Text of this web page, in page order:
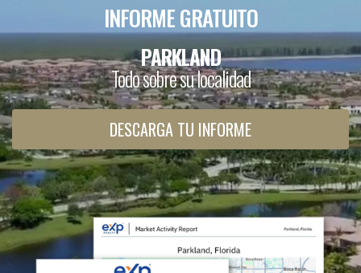
INFORME GRATUITO
PARKLAND
Todo sobre su localidad
DESCARGA TU INFORME